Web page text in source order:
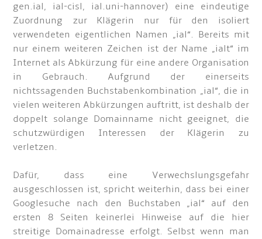
gen.ial, ial-cisl, ial.uni-hannover) eine eindeutige
Zuordnung zur Klägerin nur für den isoliert
verwendeten eigentlichen Namen „ial“. Bereits mit
nur einem weiteren Zeichen ist der Name „ialt“ im
Internet als Abkürzung für eine andere Organisation
in Gebrauch. Aufgrund der einerseits
nichtssagenden Buchstabenkombination „ial“, die in
vielen weiteren Abkürzungen auftritt, ist deshalb der
doppelt solange Domainname nicht geeignet, die
schutzwürdigen Interessen der Klägerin zu
verletzen.
Dafür, dass eine Verwechslungsgefahr
ausgeschlossen ist, spricht weiterhin, dass bei einer
Googlesuche nach den Buchstaben „ial“ auf den
ersten 8 Seiten keinerlei Hinweise auf die hier
streitige Domainadresse erfolgt. Selbst wenn man